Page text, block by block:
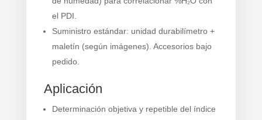
el PDI.
Suministro estándar: unidad durabilímetro +
maletín (según imágenes). Accesorios bajo
pedido.
Aplicación
Determinación objetiva y repetible del índice